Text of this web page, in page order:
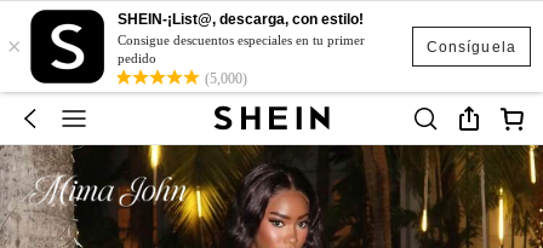
Consíguela
×
SHEIN-¡List@, descarga, con estilo!
Consigue descuentos especiales en tu primer
pedido
(5,000)